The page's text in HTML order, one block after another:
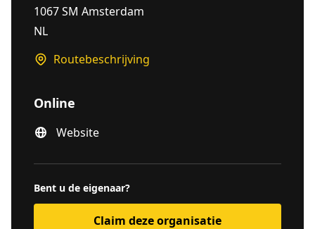
1067 SM Amsterdam
NL
Routebeschrijving
Online
Website
Bent u de eigenaar?
Claim deze organisatie